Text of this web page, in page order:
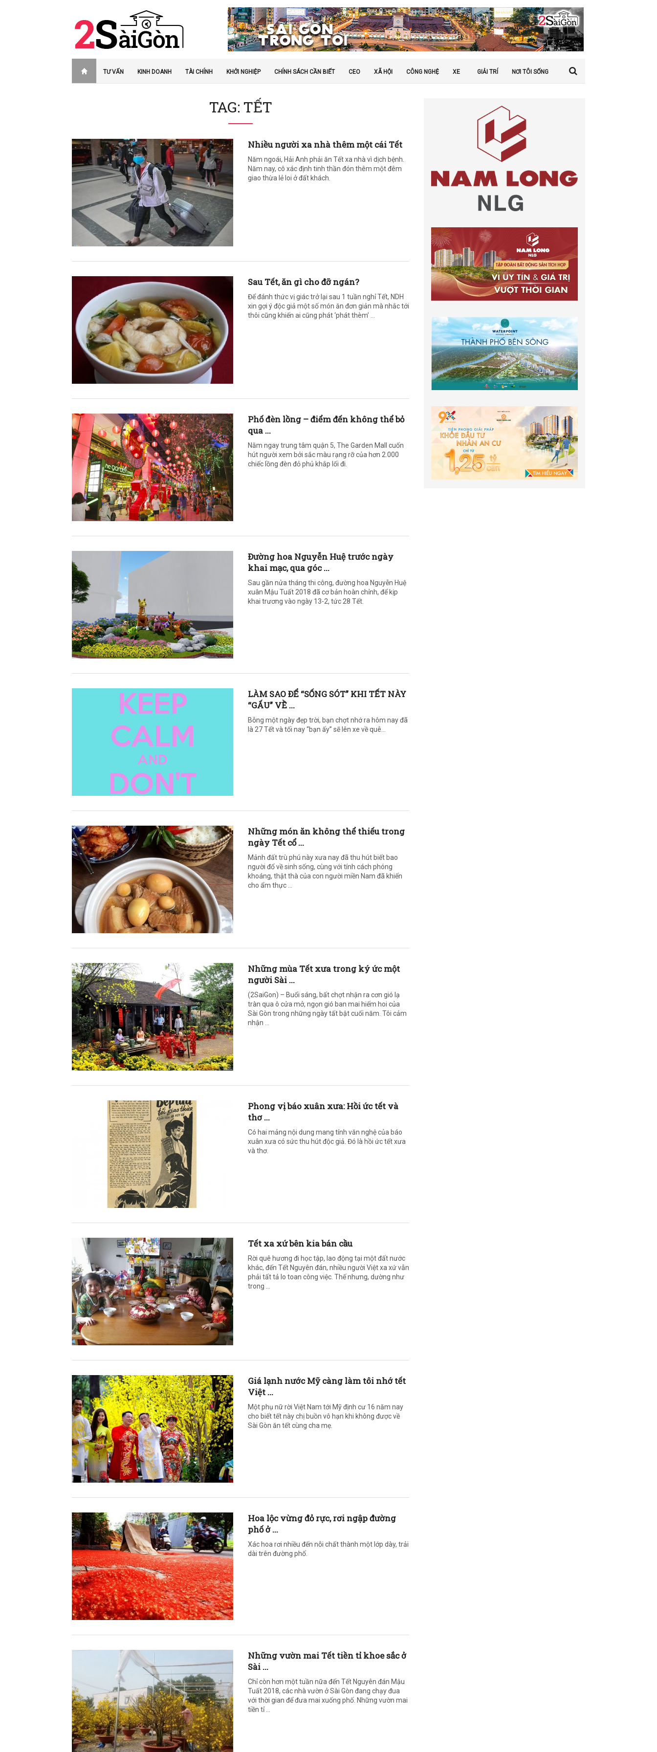
TƯ VẤN KINH DOANH TÀI CHÍNH KHỞI NGHIỆP CHÍNH SÁCH CẦN BIẾT CEO XÃ HỘI CÔNG NGHỆ XE GIẢI TRÍ NƠI TÔI SỐNG
TAG: TẾT
Nhiều người xa nhà thêm một cái Tết
Năm ngoái, Hải Anh phải ăn Tết xa nhà vì dịch bệnh.
Năm nay, cô xác định tinh thần đón thêm một đêm
giao thừa lẻ loi ở đất khách.
Sau Tết, ăn gì cho đỡ ngán?
Để đánh thức vị giác trở lại sau 1 tuần nghỉ Tết, NDH
xin gợi ý độc giả một số món ăn đơn giản mà nhắc tới
thôi cũng khiến ai cũng phát ‘phát thèm’ ...
Phố đèn lồng – điểm đến không thể bỏ
qua ...
Nằm ngay trung tâm quận 5, The Garden Mall cuốn
hút người xem bởi sắc màu rạng rỡ của hơn 2.000
chiếc lồng đèn đỏ phủ khắp lối đi.
Đường hoa Nguyễn Huệ trước ngày
khai mạc, qua góc ...
Sau gần nửa tháng thi công, đường hoa Nguyễn Huệ
xuân Mậu Tuất 2018 đã cơ bản hoàn chỉnh, để kịp
khai trương vào ngày 13-2, tức 28 Tết.
LÀM SAO ĐỂ “SỐNG SÓT” KHI TẾT NÀY
“GẤU” VỀ ...
Bỗng một ngày đẹp trời, bạn chợt nhớ ra hôm nay đã
là 27 Tết và tối nay “bạn ấy” sẽ lên xe về quê…
Những món ăn không thể thiếu trong
ngày Tết cổ ...
Mảnh đất trù phú này xưa nay đã thu hút biết bao
người đổ về sinh sống, cùng với tính cách phóng
khoáng, thật thà của con người miền Nam đã khiến
cho ẩm thực ...
Những mùa Tết xưa trong ký ức một
người Sài ...
(2SaiGon) – Buổi sáng, bất chợt nhận ra cơn gió lạ
tràn qua ô cửa mở, ngọn gió ban mai hiếm hoi của
Sài Gòn trong những ngày tất bật cuối năm. Tôi cảm
nhận ...
Phong vị báo xuân xưa: Hồi ức tết và
thơ ...
Có hai mảng nội dung mang tính văn nghệ của báo
xuân xưa có sức thu hút độc giả. Đó là hồi ức tết xưa
và thơ.
Tết xa xứ bên kia bán cầu
Rời quê hương đi học tập, lao động tại một đất nước
khác, đến Tết Nguyên đán, nhiều người Việt xa xứ vẫn
phải tất tả lo toan công việc. Thế nhưng, dường như
trong ...
Giá lạnh nước Mỹ càng làm tôi nhớ tết
Việt ...
Một phụ nữ rời Việt Nam tới Mỹ định cư 16 năm nay
cho biết tết này chị buồn vô hạn khi không được về
Sài Gòn ăn tết cùng cha mẹ.
Hoa lộc vừng đỏ rực, rơi ngập đường
phố ở ...
Xác hoa rơi nhiều đến nỗi chất thành một lớp dày, trải
dài trên đường phố.
Những vườn mai Tết tiền tỉ khoe sắc ở
Sài ...
Chỉ còn hơn một tuần nữa đến Tết Nguyên đán Mậu
Tuất 2018, các nhà vườn ở Sài Gòn đang chạy đua
với thời gian để đưa mai xuống phố. Những vườn mai
tiền tỉ ...